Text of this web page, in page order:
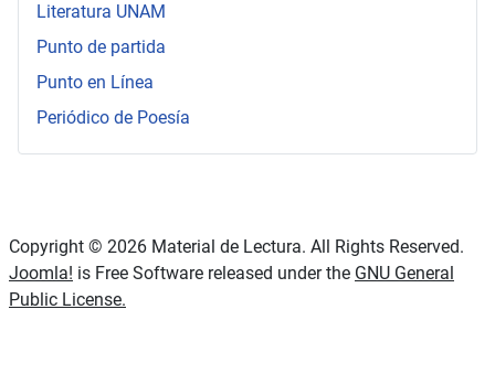
Literatura UNAM
Punto de partida
Punto en Línea
Periódico de Poesía
Copyright © 2026 Material de Lectura. All Rights Reserved.
Joomla! is Free Software released under the GNU General
Public License.